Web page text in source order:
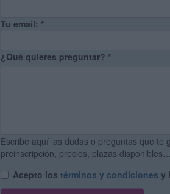
Tu email: *
¿Qué quieres preguntar? *
Escribe aquí las dudas o preguntas que te
preinscripción, precios, plazas
Acepto los términos y condiciones y